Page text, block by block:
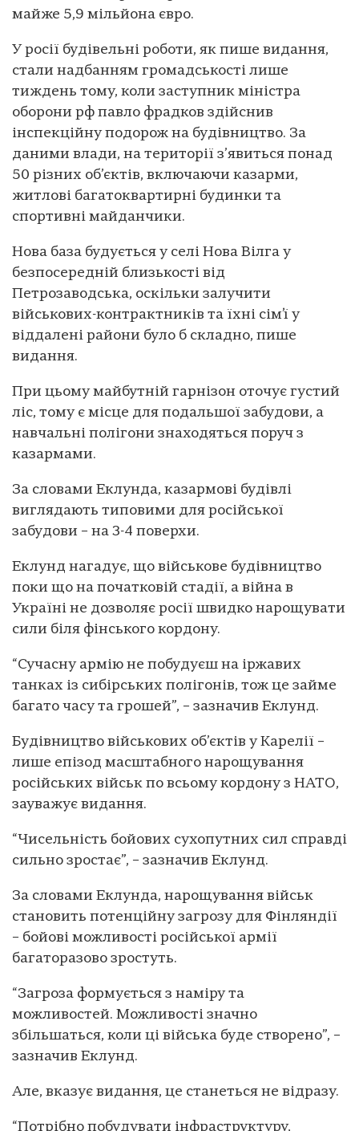
майже 5,9 мільйона євро.
У росії будівельні роботи, як пише видання,
стали надбанням громадськості лише
тиждень тому, коли заступник міністра
оборони рф павло фрадков здійснив
інспекційну подорож на будівництво. За
даними влади, на території з’явиться понад
50 різних об’єктів, включаючи казарми,
житлові багатоквартирні будинки та
спортивні майданчики.
Нова база будується у селі Нова Вілга у
безпосередній близькості від
Петрозаводська, оскільки залучити
військових-контрактників та їхні сім’ї у
віддалені райони було б складно, пише
видання.
При цьому майбутній гарнізон оточує густий
ліс, тому є місце для подальшої забудови, а
навчальні полігони знаходяться поруч з
казармами.
За словами Еклунда, казармові будівлі
виглядають типовими для російської
забудови – на 3-4 поверхи.
Еклунд нагадує, що військове будівництво
поки що на початковій стадії, а війна в
Україні не дозволяє росії швидко нарощувати
сили біля фінського кордону.
“Сучасну армію не побудуєш на іржавих
танках із сибірських полігонів, тож це займе
багато часу та грошей”, – зазначив Еклунд.
Будівництво військових об’єктів у Карелії –
лише епізод масштабного нарощування
російських військ по всьому кордону з НАТО,
зауважує видання.
“Чисельність бойових сухопутних сил справді
сильно зростає”, – зазначив Еклунд.
За словами Еклунда, нарощування військ
становить потенційну загрозу для Фінляндії
– бойові можливості російської армії
багаторазово зростуть.
“Загроза формується з наміру та
можливостей. Можливості значно
збільшаться, коли ці війська буде створено”, –
зазначив Еклунд.
Але, вказує видання, це станеться не відразу.
“Потрібно побудувати інфраструктуру,